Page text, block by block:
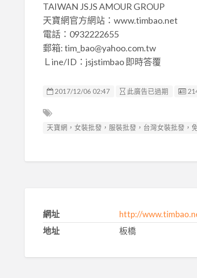
TAIWAN JSJS AMOUR GROUP
天寶網官方網站：www.timbao.net
電話：0932222655
郵箱: tim_bao@yahoo.com.tw
Ｌine/ID：jsjstimbao 即時答覆
2017/12/06 02:47 此廣告已過期 廣
天寶網，女裝批發，服裝批發，台灣女裝批發，
網址
http://
地址
板橋